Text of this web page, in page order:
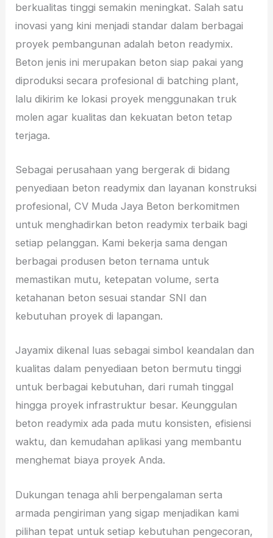
berkualitas tinggi semakin meningkat. Salah satu
inovasi yang kini menjadi standar dalam berbagai
proyek pembangunan adalah beton readymix.
Beton jenis ini merupakan beton siap pakai yang
diproduksi secara profesional di batching plant,
lalu dikirim ke lokasi proyek menggunakan truk
molen agar kualitas dan kekuatan beton tetap
terjaga.
Sebagai perusahaan yang bergerak di bidang
penyediaan beton readymix dan layanan konstruksi
profesional, CV Muda Jaya Beton berkomitmen
untuk menghadirkan beton readymix terbaik bagi
setiap pelanggan. Kami bekerja sama dengan
berbagai produsen beton ternama untuk
memastikan mutu, ketepatan volume, serta
ketahanan beton sesuai standar SNI dan
kebutuhan proyek di lapangan.
Jayamix dikenal luas sebagai simbol keandalan dan
kualitas dalam penyediaan beton bermutu tinggi
untuk berbagai kebutuhan, dari rumah tinggal
hingga proyek infrastruktur besar. Keunggulan
beton readymix ada pada mutu konsisten, efisiensi
waktu, dan kemudahan aplikasi yang membantu
menghemat biaya proyek Anda.
Dukungan tenaga ahli berpengalaman serta
armada pengiriman yang sigap menjadikan kami
pilihan tepat untuk setiap kebutuhan pengecoran,